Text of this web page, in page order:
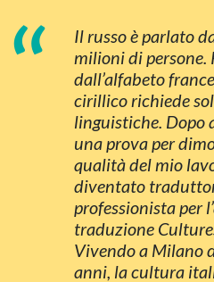
“
Il russo è parlato
milioni di persone.
dall’alfabeto
cirillico richiede
linguistiche. Dopo
una prova per
qualità del mio
diventato
professionista per
traduzione
Vivendo a Milano
anni, la cultura